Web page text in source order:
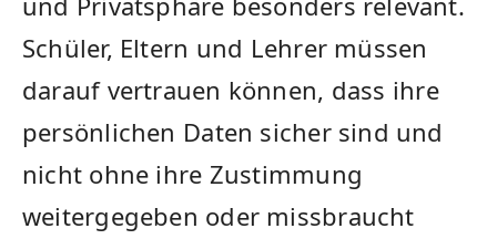
Schüler,‍ Eltern ⁣und Lehrer‌ müssen
darauf vertrauen können,⁣ dass ⁤ihre
persönlichen ⁢Daten sicher sind und
nicht ohne ihre ⁢Zustimmung
weitergegeben oder missbraucht